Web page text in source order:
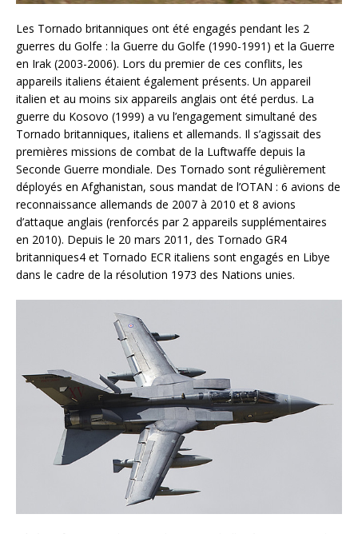
Les Tornado britanniques ont été engagés pendant les 2
guerres du Golfe : la Guerre du Golfe (1990-1991) et la Guerre
en Irak (2003-2006). Lors du premier de ces conflits, les
appareils italiens étaient également présents. Un appareil
italien et au moins six appareils anglais ont été perdus. La
guerre du Kosovo (1999) a vu l’engagement simultané des
Tornado britanniques, italiens et allemands. Il s’agissait des
premières missions de combat de la Luftwaffe depuis la
Seconde Guerre mondiale. Des Tornado sont régulièrement
déployés en Afghanistan, sous mandat de l’OTAN : 6 avions de
reconnaissance allemands de 2007 à 2010 et 8 avions
d’attaque anglais (renforcés par 2 appareils supplémentaires
en 2010). Depuis le 20 mars 2011, des Tornado GR4
britanniques4 et Tornado ECR italiens sont engagés en Libye
dans le cadre de la résolution 1973 des Nations unies.